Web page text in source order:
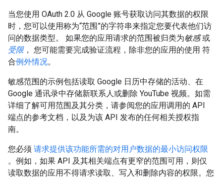
当您使用 OAuth 2.0 从 Google 账号获取访问其数据的权限
时，您可以使用称为“范围”的字符串来指定您要代表他们访
问的数据类型。 如果您的应用请求的范围被归类为敏感或
受限， 您可能需要完成验证流程，除非您的应用的使用 符
合例外情况。
敏感范围的示例包括读取 Google 日历中存储的活动、在
Google 通讯录中存储新联系人或删除 YouTube 视频。如需
详细了解可用范围及其分类，请参阅您的应用调用的 API
端点的参考文档，以及为该 API 发布的任何相关授权指
南。
您必须 请求提供该功能所需的对用户数据的最小访问权限
。例如，如果 API 及其相关端点有更窄的范围可用，则仅
读取数据的应用不得请求读取、写入和删除内容的权限。您